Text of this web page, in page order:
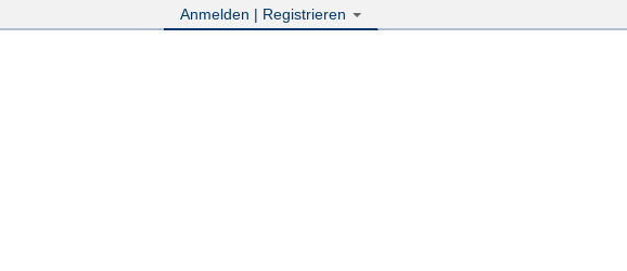
Anmelden | Registrieren